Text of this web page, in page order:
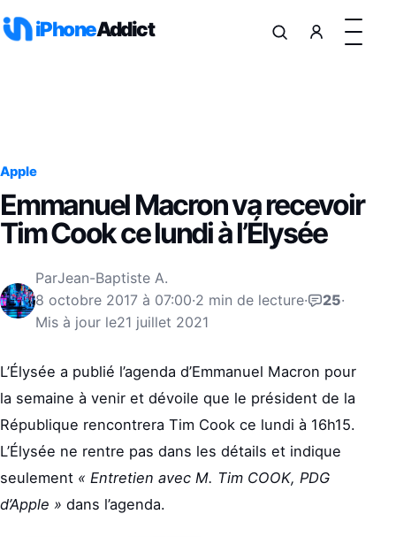
iPhoneAddict
Apple
Emmanuel Macron va recevoir
Tim Cook ce lundi à l’Élysée
ParJean-Baptiste A.
8 octobre 2017 à 07:00·2 min de lecture· 25·
Mis à jour le21 juillet 2021
L’Élysée a publié l’agenda d’Emmanuel Macron pour
la semaine à venir et dévoile que le président de la
République rencontrera Tim Cook ce lundi à 16h15.
L’Élysée ne rentre pas dans les détails et indique
seulement « Entretien avec M. Tim COOK, PDG
d’Apple » dans l’agenda.